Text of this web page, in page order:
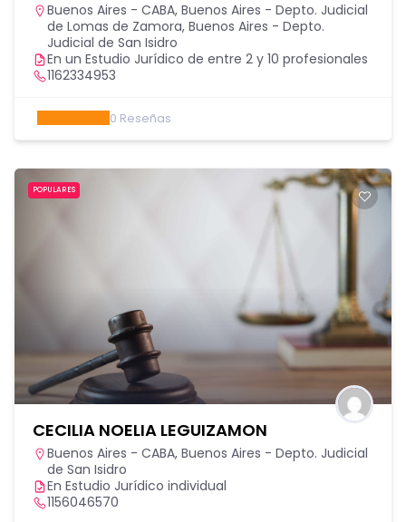
Buenos Aires - CABA, Buenos Aires - Depto. Judicial
de Lomas de Zamora, Buenos Aires - Depto.
Judicial de San Isidro
En un Estudio Jurídico de entre 2 y 10 profesionales
1162334953
0 Reseñas
POPULARES
CECILIA NOELIA LEGUIZAMON
Buenos Aires - CABA, Buenos Aires - Depto. Judicial
de San Isidro
En Estudio Jurídico individual
1156046570